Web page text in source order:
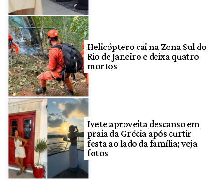
Helicóptero cai na Zona Sul do
Rio de Janeiro e deixa quatro
mortos
Ivete aproveita descanso em
praia da Grécia após curtir
festa ao lado da família; veja
fotos